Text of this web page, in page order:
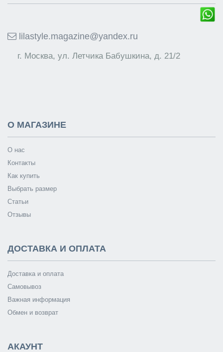
lilastyle.magazine@yandex.ru
г. Москва, ул. Летчика Бабушкина, д. 21/2
О МАГАЗИНЕ
О нас
Контакты
Как купить
Выбрать размер
Статьи
Отзывы
ДОСТАВКА И ОПЛАТА
Доставка и оплата
Самовывоз
Важная информация
Обмен и возврат
АКАУНТ